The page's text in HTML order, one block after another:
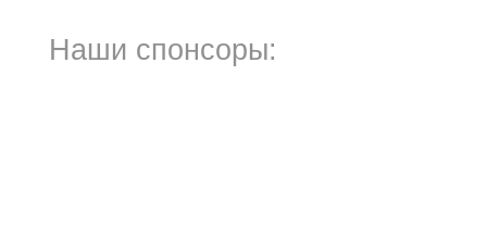
Наши спонсоры: